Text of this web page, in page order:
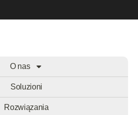
O nas
Soluzioni
Rozwiązania